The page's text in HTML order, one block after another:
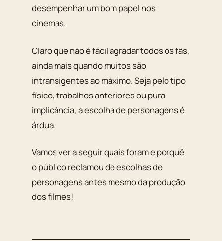
desempenhar um bom papel nos
cinemas.
Claro que não é fácil agradar todos os fãs,
ainda mais quando muitos são
intransigentes ao máximo. Seja pelo tipo
físico, trabalhos anteriores ou pura
implicância, a escolha de personagens é
árdua.
Vamos ver a seguir quais foram e porquê
o público reclamou de escolhas de
personagens antes mesmo da produção
dos filmes!